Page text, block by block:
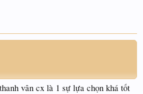
vân cx là 1 sự lựa chọn khá tốt